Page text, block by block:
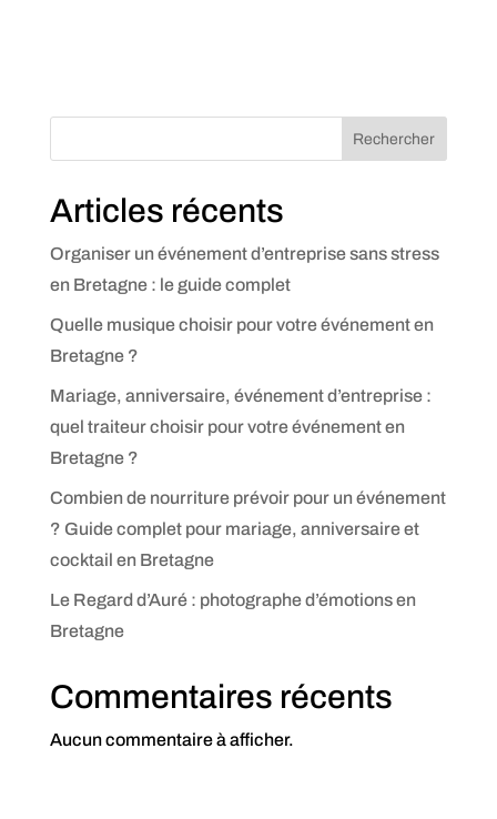
Rechercher
Articles récents
Organiser un événement d’entreprise sans stress
en Bretagne : le guide complet
Quelle musique choisir pour votre événement en
Bretagne ?
Mariage, anniversaire, événement d’entreprise :
quel traiteur choisir pour votre événement en
Bretagne ?
Combien de nourriture prévoir pour un événement
? Guide complet pour mariage, anniversaire et
cocktail en Bretagne
Le Regard d’Auré : photographe d’émotions en
Bretagne
Commentaires récents
Aucun commentaire à afficher.